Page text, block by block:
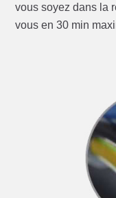
vous soyez dans la
vous en 30 min